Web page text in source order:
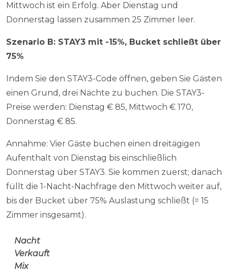
Mittwoch ist ein Erfolg. Aber Dienstag und
Donnerstag lassen zusammen 25 Zimmer leer.
Szenario B: STAY3 mit -15%, Bucket schließt über
75%
Indem Sie den STAY3-Code öffnen, geben Sie Gästen
einen Grund, drei Nächte zu buchen. Die STAY3-
Preise werden: Dienstag € 85, Mittwoch € 170,
Donnerstag € 85.
Annahme: Vier Gäste buchen einen dreitägigen
Aufenthalt von Dienstag bis einschließlich
Donnerstag über STAY3. Sie kommen zuerst; danach
füllt die 1-Nacht-Nachfrage den Mittwoch weiter auf,
bis der Bucket über 75% Auslastung schließt (= 15
Zimmer insgesamt).
Nacht
Verkauft
Mix